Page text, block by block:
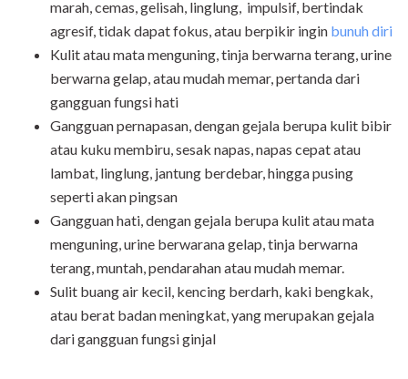
marah, cemas, gelisah, linglung, impulsif, bertindak
agresif, tidak dapat fokus, atau berpikir ingin bunuh diri
Kulit atau mata menguning, tinja berwarna terang, urine
berwarna gelap, atau mudah memar, pertanda dari
gangguan fungsi hati
Gangguan pernapasan, dengan gejala berupa kulit bibir
atau kuku membiru, sesak napas, napas cepat atau
lambat, linglung, jantung berdebar, hingga pusing
seperti akan pingsan
Gangguan hati, dengan gejala berupa kulit atau mata
menguning, urine berwarana gelap, tinja berwarna
terang, muntah, pendarahan atau mudah memar.
Sulit buang air kecil, kencing berdarh, kaki bengkak,
atau berat badan meningkat, yang merupakan gejala
dari gangguan fungsi ginjal